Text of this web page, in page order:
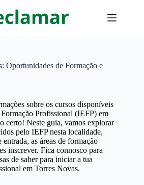
Oportunidades de Formação e
sobre os cursos disponíveis
Profissional (IEFP) em
certo! Neste guia, vamos explorar
pelo IEFP nesta localidade,
as áreas de formação
inscrever. Fica connosco para
de saber para iniciar a tua
em Torres Novas.